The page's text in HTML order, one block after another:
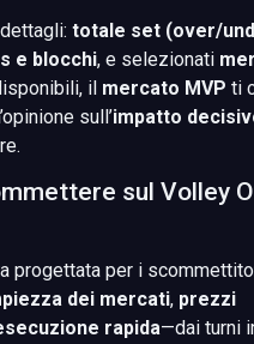
totale set (over/
e blocchi, e selezionati
il mercato MVP ti
sull’impatto
sul Volley
progettata per i
dei mercati, prezzi
rapida—dai turni